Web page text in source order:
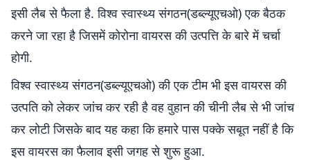
इसी लैब से फैला है. विश्व स्वास्थ्य संगठन(डब्ल्यूएचओ) एक बैठक
करने जा रहा है जिसमें कोरोना वायरस की उत्पत्ति के बारे में चर्चा
होगी.
विश्व स्वास्थ्य संगठन(डब्ल्यूएचओ) की एक टीम भी इस वायरस की
उत्पति को लेकर जांच कर रही है वह वुहान की चीनी लैब से भी जांच
कर लोटी जिसके बाद यह कहा कि हमारे पास पक्के सबूत नहीं है कि
इस वायरस का फैलाव इसी जगह से शुरू हुआ.